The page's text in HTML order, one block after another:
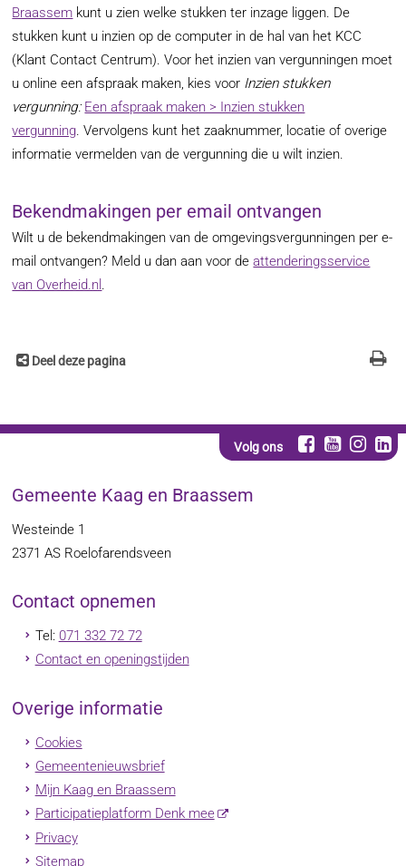
Braassem kunt u zien welke stukken ter inzage liggen. De
stukken kunt u inzien op de computer in de hal van het KCC
(Klant Contact Centrum). Voor het inzien van vergunningen moet
u online een afspraak maken, kies voor Inzien stukken
vergunning: Een afspraak maken > Inzien stukken
vergunning. Vervolgens kunt het zaaknummer, locatie of overige
informatie vermelden van de vergunning die u wilt inzien.
Bekendmakingen per email ontvangen
Wilt u de bekendmakingen van de omgevingsvergunningen per e-
mail ontvangen? Meld u dan aan voor deattenderingsservice
van Overheid.nl .
Deel deze pagina
Volg ons
Gemeente Kaag en Braassem
Westeinde 1
2371 AS Roelofarendsveen
Contact opnemen
Tel: 071 332 72 72
Contact en openingstijden
Overige informatie
Cookies
Gemeentenieuwsbrief
Mijn Kaag en Braassem
Participatieplatform Denk mee
Privacy
Sitemap